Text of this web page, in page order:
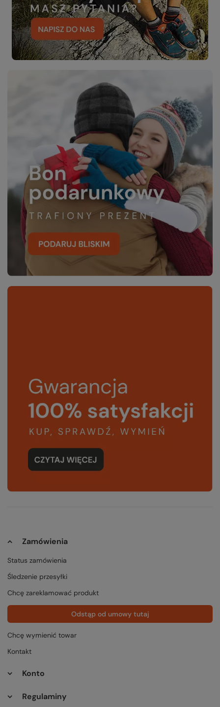
Zamówienia
Status zamówienia
Śledzenie przesyłki
Chcę zareklamować produkt
Odstąp od umowy tutaj
Chcę wymienić towar
Kontakt
Konto
Regulaminy